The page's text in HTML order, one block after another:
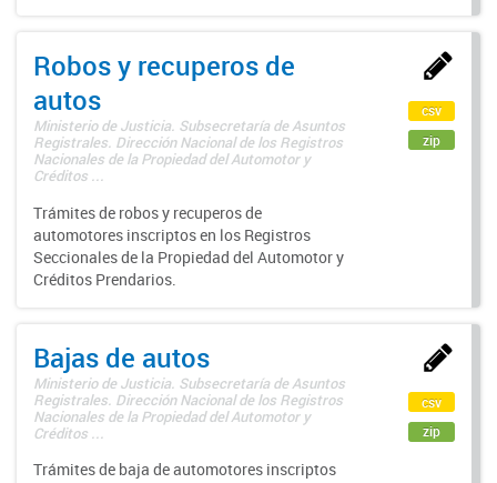
Robos y recuperos de
autos
Ministerio de Justicia. Subsecretaría de Asuntos
Registrales. Dirección Nacional de los Registros
Nacionales de la Propiedad del Automotor y
Créditos ...
Trámites de robos y recuperos de
automotores inscriptos en los Registros
Seccionales de la Propiedad del Automotor y
Créditos Prendarios.
csv
zip
Bajas de autos
Ministerio de Justicia. Subsecretaría de Asuntos
Registrales. Dirección Nacional de los Registros
Nacionales de la Propiedad del Automotor y
Créditos ...
Trámites de baja de automotores inscriptos
csv
zip